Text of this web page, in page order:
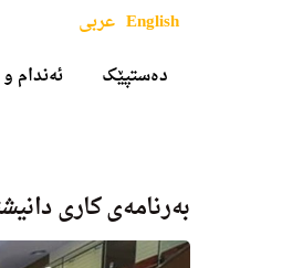
دەستپێک ئەندام
English عربی
به‌رنامه‌ی كاری دانیشتنی ژماره (٢)ی